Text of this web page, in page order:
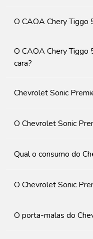
O CAOA Chery Tiggo
O CAOA Chery
cara?
Chevrolet Sonic
O Chevrolet Sonic
Qual o consumo do
O Chevrolet Sonic
O porta-malas do